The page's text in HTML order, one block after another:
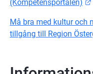
(Kompetensportalen)
Må bra med kultur och
tillgång till Region